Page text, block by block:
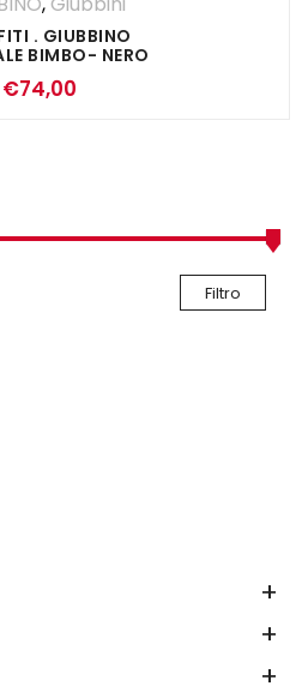
. GIUBBINO
BIMBO- NERO
ROSSO
€74,00
Filtro
+
+
+